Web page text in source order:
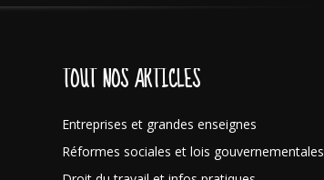
TOUT NOS ARTICLES
Entreprises et grandes enseignes
Réformes sociales et lois gouvernementales